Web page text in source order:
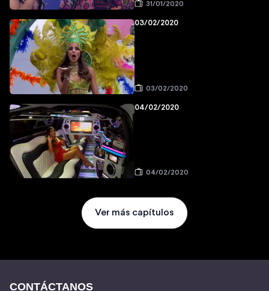
31/01/2020
03/02/2020
03/02/2020
04/02/2020
04/02/2020
Ver más capítulos
CONTÁCTANOS